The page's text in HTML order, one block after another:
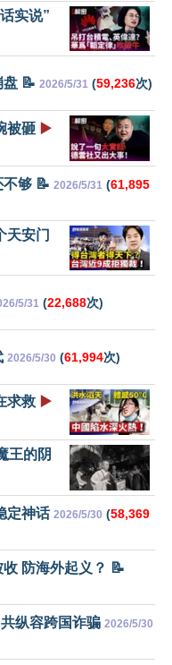
实说”
📝 2026/5/31 (59,236次)
被砸 ▶️
够 📝 2026/5/31 (61,895
天安门
5/31 (22,688次)
2026/5/30 (61,994次)
求救 ▶️
王的阴
定神话 2026/5/30 (58,369
防海外起义？ 📝
纵容跨国诈骗 2026/5/30